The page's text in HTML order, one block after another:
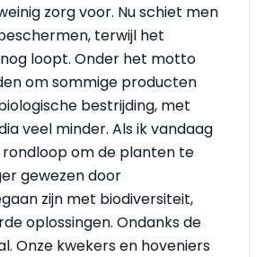
zorg voor. Nu schiet men
terwijl het
loopt. Onder het motto
om sommige producten
bestrijding, met
veel minder. Als ik vandaag
om de planten te
gewezen door
zijn met biodiversiteit,
oplossingen. Ondanks de
Onze kwekers en hoveniers